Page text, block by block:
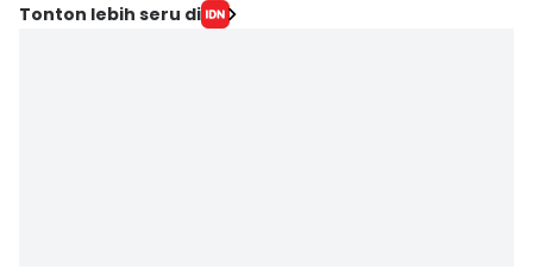
Tonton lebih seru di